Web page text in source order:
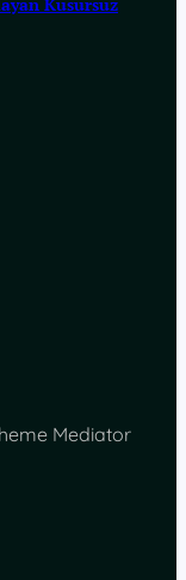
Mediator